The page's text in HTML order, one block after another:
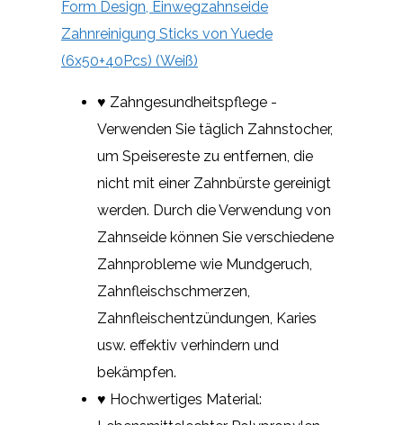
Form Design, Einwegzahnseide
Zahnreinigung Sticks von Yuede
(6x50+40Pcs) (Weiß)
♥ Zahngesundheitspflege -
Verwenden Sie täglich Zahnstocher,
um Speisereste zu entfernen, die
nicht mit einer Zahnbürste gereinigt
werden. Durch die Verwendung von
Zahnseide können Sie verschiedene
Zahnprobleme wie Mundgeruch,
Zahnfleischschmerzen,
Zahnfleischentzündungen, Karies
usw. effektiv verhindern und
bekämpfen.
♥ Hochwertiges Material: